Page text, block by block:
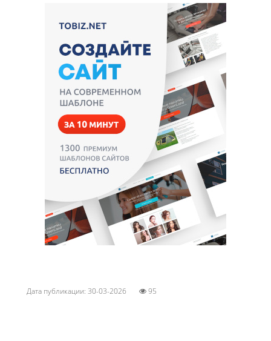
Дата публикации: 30-03-2026 95